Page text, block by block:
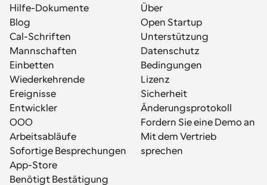
Hilfe-Dokumente
Blog
Cal-Schriften
Mannschaften
Einbetten
Wiederkehrende
Ereignisse
Entwickler
OOO
Arbeitsabläufe
Sofortige Besprechungen
App-Store
Benötigt Bestätigung
Über
Open Startup
Unterstützung
Datenschutz
Bedingungen
Lizenz
Sicherheit
Änderungsprotokoll
Fordern Sie eine Demo an
Mit dem Vertrieb
sprechen